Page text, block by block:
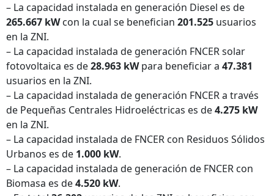
– La capacidad instalada en generación Diesel es de
265.667 kWcon la cual se benefician 201.525 usuarios
en la ZNI.
– La capacidad instalada de generación FNCER solar
fotovoltaica es de28.963 kWpara beneficiar a 47.381
usuarios en la ZNI.
– La capacidad instalada de generación FNCER a través
de Pequeñas Centrales Hidroeléctricas es de4.275 kW
en la ZNI.
– La capacidad instalada de FNCER con Residuos Sólidos
Urbanos es de 1.000 kW.
– La capacidad instalada de generación de FNCER con
Biomasa es de4.520 kW.